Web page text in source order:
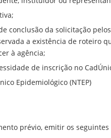
conclusão da solicitação
a existência de roteiro
à agência;
de inscrição no
Epidemiológico (NTEP)
prévio, emitir os seguintes